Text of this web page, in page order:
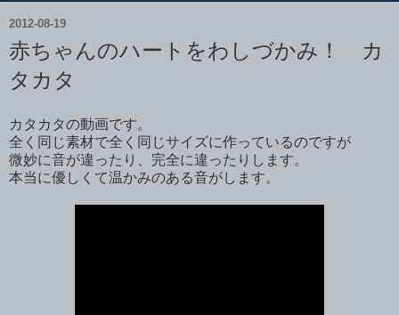
2012-08-19
赤ちゃんのハートをわしづかみ！ カ
タカタ
カタカタの動画です。
全く同じ素材で全く同じサイズに作っているのですが
微妙に音が違ったり、完全に違ったりします。
本当に優しくて温かみのある音がします。